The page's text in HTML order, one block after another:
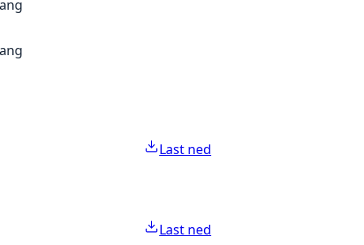
Last ned
Last ned